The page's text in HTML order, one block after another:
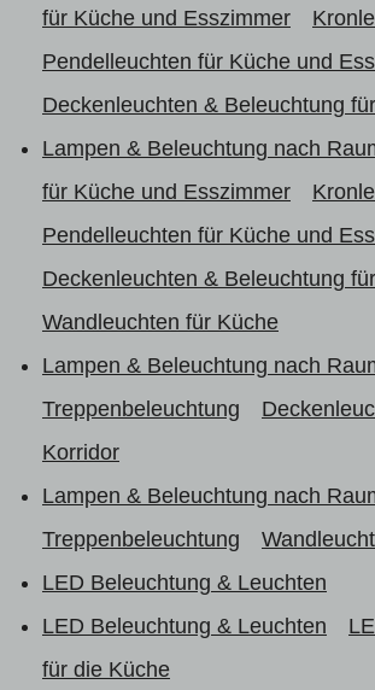
für Küche und Esszimmer
Pendelleuchten für Küche und
Deckenleuchten & Beleuchtung
Lampen & Beleuchtung nach
für Küche und Esszimmer
Pendelleuchten für Küche und
Deckenleuchten & Beleuchtung
Wandleuchten für Küche
Lampen & Beleuchtung nach
Treppenbeleuchtung
Korridor
Lampen & Beleuchtung nach
Treppenbeleuchtung
LED Beleuchtung & Leuchten
LED Beleuchtung & Leuchten
für die Küche